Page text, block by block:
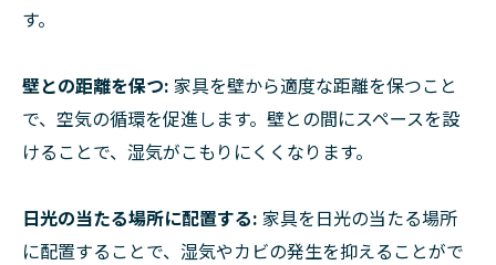
す。
壁との距離を保つ: 家具を壁から適度な距離を保つこと
で、空気の循環を促進します。壁との間にスペースを設
けることで、湿気がこもりにくくなります。
日光の当たる場所に配置する: 家具を日光の当たる場所
に配置することで、湿気やカビの発生を抑えることがで